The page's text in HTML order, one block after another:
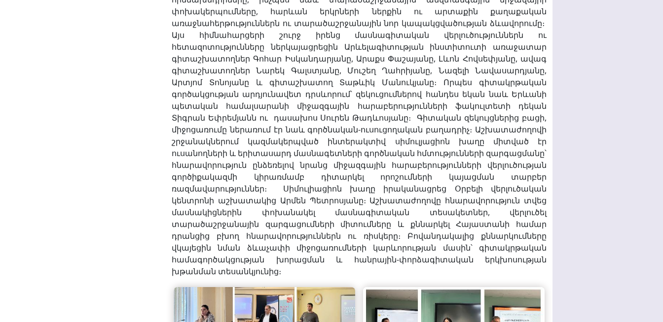
փոխակերպումները, հարևան երկրների ներքին ու արտաքին քաղաքական
առաջնահերթություններն ու տարածաշրջանային նոր կապակցվածության ձևավորումը։
Այս հիմնահարցերի շուրջ իրենց մասնագիտական վերլուծություններն ու
հետազոտությունները ներկայացրեցին Արևելագիտության ինստիտուտի առաջատար
գիտաշխատողներ Գոհար Իսկանդարյանը, Արաքս Փաշայանը, Լևոն Հովսեփյանը, ավագ
գիտաշխատողներ Նարեկ Գալստյանը, Մուշեղ Ղահրիյանը, Նազելի Նավասարդյանը,
Արտյոմ Տոնոյանը և գիտաշխատող Տաթևիկ Մանուկյանը։ Որպես գիտակրթական
գործակցության արդյունավետ դրսևորում՝ զեկուցումներով հանդես եկան նաև Երևանի
պետական համալսարանի միջազգային հարաբերությունների ֆակուլտետի դեկան
Տիգրան Եփրեմյանն ու դասախոս Սուրեն Թադևոսյանը։ Գիտական զեկույցներից բացի,
միջոցառումը ներառում էր նաև գործնական-ուսուցողական բաղադրիչ։ Աշխատաժողովի
շրջանակներում կազմակերպված ինտերակտիվ սիմուլյացիոն խաղը միտված էր
ուսանողների և երիտասարդ մասնագետների գործնական հմտությունների զարգացմանը՝
հնարավորություն ընձեռելով նրանց միջազգային հարաբերությունների վերլուծության
գործիքակազմի կիրառմամբ դիտարկել որոշումների կայացման տարբեր
ռազմավարություններ։ Սիմուլիացիոն խաղը իրականացրեց Օրբելի վերլուծական
կենտրոնի աշխատակից Արմեն Պետրոսյանը։ Աշխատաժողովը հնարավորություն տվեց
մասնակիցներին փոխանակել մասնագիտական տեսակետներ, վերլուծել
տարածաշրջանային զարգացումների միտումները և քննարկել Հայաստանի համար
դրանցից բխող հնարավորություններն ու ռիսկերը։ Բովանդակալից քննարկումները
վկայեցին նման ձևաչափի միջոցառումների կարևորության մասին՝ գիտակրթական
համագործակցության խորացման և հանրային-փորձագիտական երկխոսության
խթանման տեսանկյունից։